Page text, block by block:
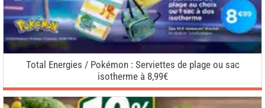
Total Energies / Pokémon : Serviettes de plage ou sac
isotherme à 8,99€